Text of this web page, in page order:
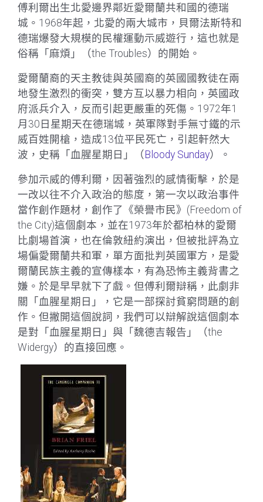
傅利爾出生北愛邊界鄰近愛爾蘭共和國的德瑞
城。1968年起，北愛的兩大城市，貝爾法斯特和
德瑞爆發大規模的民權運動示威遊行，這也就是
俗稱「麻煩」（the Troubles）的開始。
愛爾蘭裔的天主教徒與英國裔的英國國教徒在兩
地發生激烈的衝突，雙方互以暴力相向，英國政
府派兵介入，反而引起更嚴重的死傷。1972年1
月30日星期天在德瑞城，英軍隊對手無寸鐵的示
威百姓開槍，造成13位平民死亡，引起軒然大
波，史稱「血腥星期日」（ Bloody Sunday）。
參加示威的傅利爾，因著強烈的感情衝擊，於是
一改以往不介入政治的態度，第一次以政治事件
當作創作題材，創作了《榮譽市民》(Freedom of
the City)這個劇本，並在1973年於都柏林的愛爾
比劇場首演，也在倫敦紐約演出，但被批評為立
場偏愛爾蘭共和軍，單方面批判英國軍方，是愛
爾蘭民族主義的宣傳樣本，有為恐怖主義背書之
嫌。於是早早就下了戲。但傅利爾辯稱，此劇非
關「血腥星期日」，它是一部探討貧窮問題的創
作。但撇開這個說詞，我們可以辯解說這個劇本
是對「血腥星期日」與「魏德吉報告」（the
Widergy）的直接回應。